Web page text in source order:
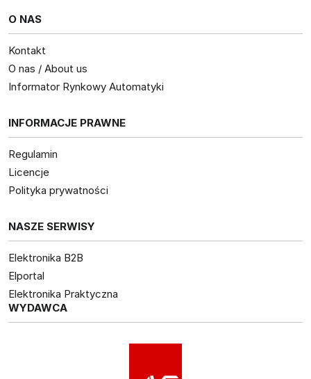
O NAS
Kontakt
O nas / About us
Informator Rynkowy Automatyki
INFORMACJE PRAWNE
Regulamin
Licencje
Polityka prywatności
NASZE SERWISY
Elektronika B2B
Elportal
Elektronika Praktyczna
WYDAWCA